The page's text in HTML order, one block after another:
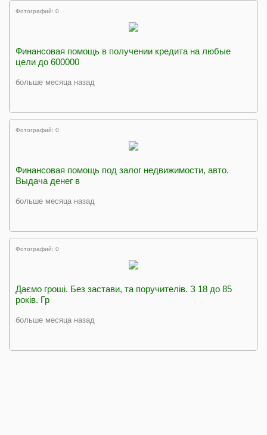
Фотографий: 0
Финансовая помощь в получении кредита на любые
цели до 600000
больше месяца назад
Фотографий: 0
Финансовая помощь под залог недвижимости, авто.
Выдача денег в
больше месяца назад
Фотографий: 0
Даємо грошi. Без застави, та поручителiв. З 18 до 85
рокiв. Гр
больше месяца назад